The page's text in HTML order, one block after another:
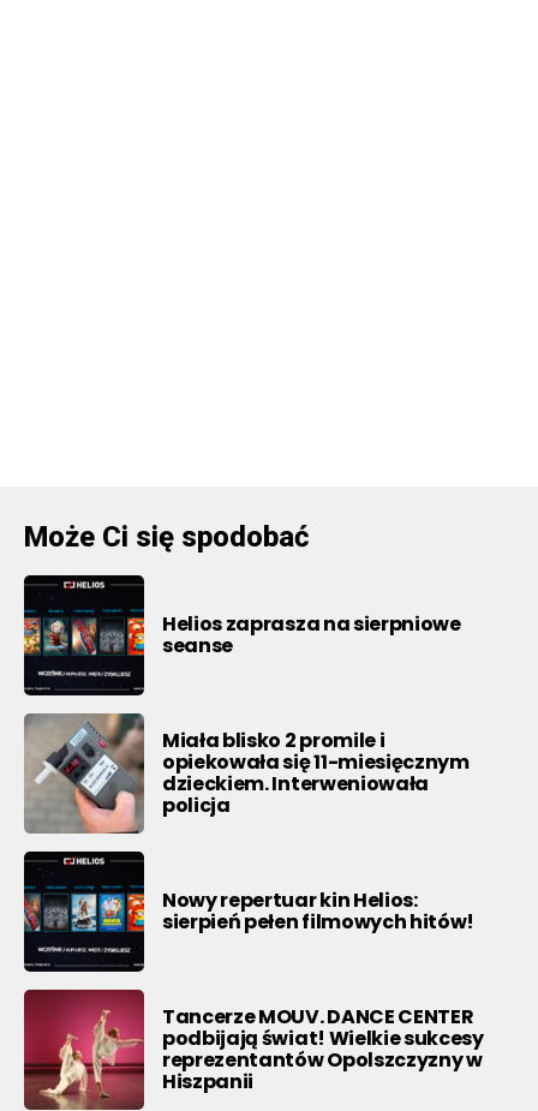
Może Ci się spodobać
Helios zaprasza na sierpniowe
seanse
Miała blisko 2 promile i
opiekowała się 11-miesięcznym
dzieckiem. Interweniowała
policja
Nowy repertuar kin Helios:
sierpień pełen filmowych hitów!
Tancerze MOUV. DANCE CENTER
podbijają świat! Wielkie sukcesy
reprezentantów Opolszczyzny w
Hiszpanii